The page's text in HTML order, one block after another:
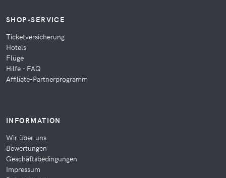
SHOP-SERVICE
Ticketversicherung
Hotels
Flüge
Hilfe - FAQ
Affiliate-Partnerprogramm
INFORMATION
Wir über uns
Bewertungen
Geschäftsbedingungen
Impressum